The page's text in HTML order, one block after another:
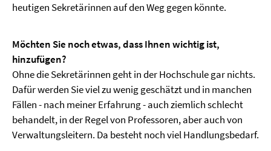
heutigen Sekretärinnen auf den Weg gegen könnte.
Möchten Sie noch etwas, dass Ihnen wichtig ist,
hinzufügen?
Ohne die Sekretärinnen geht in der Hochschule gar nichts.
Dafür werden Sie viel zu wenig geschätzt und in manchen
Fällen - nach meiner Erfahrung - auch ziemlich schlecht
behandelt, in der Regel von Professoren, aber auch von
Verwaltungsleitern. Da besteht noch viel Handlungsbedarf.